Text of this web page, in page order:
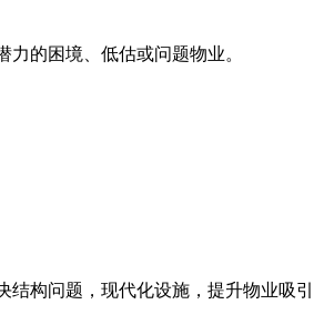
的困境、低估或问题物业。
结构问题，现代化设施，提升物业吸引